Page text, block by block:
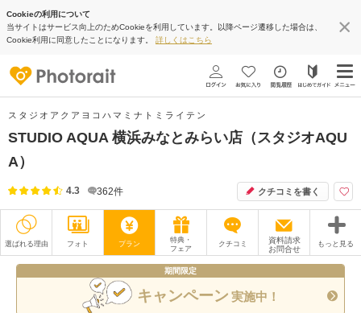
Cookieの利用について
当サイトはサービス向上のためCookieを利用しています。以降ページ遷移した場合は、
Cookie利用に同意したことになります。 詳しくはこちら
スタジオアクアヨコハマミナトミライテン
STUDIO AQUA 横浜みなとみらい店（スタジオAQU
A）
4.3 362件 クチコミを書く
選ばれる理由 フォト プラン
特典・
フェア
クチコミ
資料請求
お問合せ
もっと見る
ムービー
期間限定
キャンペーン 実施中！